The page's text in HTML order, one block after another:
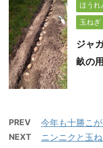
ほうれ
玉ねぎ
ジャ
畝の
PREV 今年も十勝こ
NEXT ニンニクと玉